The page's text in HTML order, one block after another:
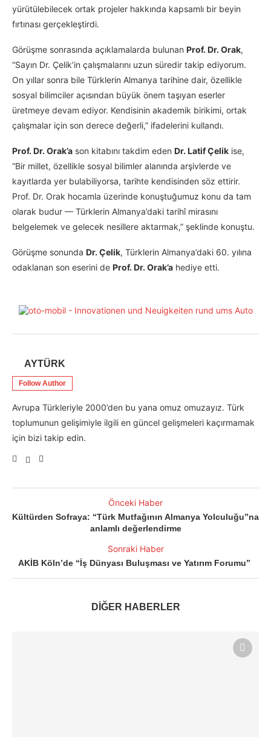
yürütülebilecek ortak projeler hakkında kapsamlı bir beyin
fırtınası gerçekleştirdi.
Görüşme sonrasında açıklamalarda bulunan Prof. Dr. Orak,
“Sayın Dr. Çelik’in çalışmalarını uzun süredir takip ediyorum.
On yıllar sonra bile Türklerin Almanya tarihine dair, özellikle
sosyal bilimciler açısından büyük önem taşıyan eserler
üretmeye devam ediyor. Kendisinin akademik birikimi, ortak
çalışmalar için son derece değerli,” ifadelerini kullandı.
Prof. Dr. Orak’a son kitabını takdim eden Dr. Latif Çelik ise,
“Bir millet, özellikle sosyal bilimler alanında arşivlerde ve
kayıtlarda yer bulabiliyorsa, tarihte kendisinden söz ettirir.
Prof. Dr. Orak hocamla üzerinde konuştuğumuz konu da tam
olarak budur — Türklerin Almanya’daki tarihî mirasını
belgelemek ve gelecek nesillere aktarmak,” şeklinde konuştu.
Görüşme sonunda Dr. Çelik, Türklerin Almanya’daki 60. yılına
odaklanan son eserini de Prof. Dr. Orak’a hediye etti.
AYTÜRK
Follow Author
Avrupa Türkleriyle 2000’den bu yana omuz omuzayız. Türk
toplumunun gelişimiyle ilgili en güncel gelişmeleri kaçırmamak
için bizi takip edin.
Önceki Haber
Kültürden Sofraya: “Türk Mutfağının Almanya Yolculuğu”na
anlamlı değerlendirme
Sonraki Haber
AKİB Köln’de “İş Dünyası Buluşması ve Yatırım Forumu”
DİĞER HABERLER